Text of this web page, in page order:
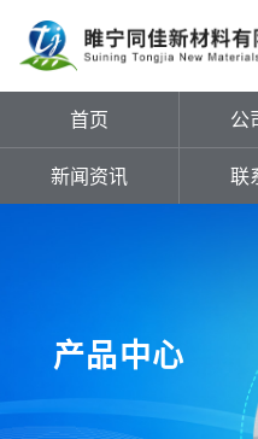
首页 公
新闻资讯 联
产品中心